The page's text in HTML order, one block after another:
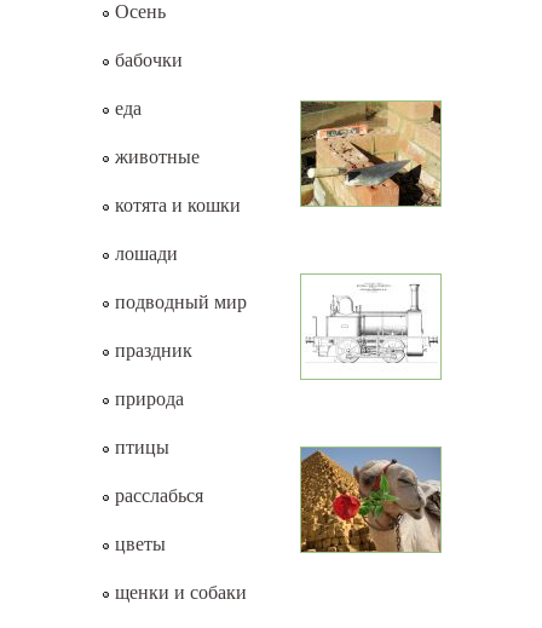
Осень
бабочки
еда
животные
котята и кошки
лошади
подводный мир
праздник
природа
птицы
расслабься
цветы
щенки и собаки